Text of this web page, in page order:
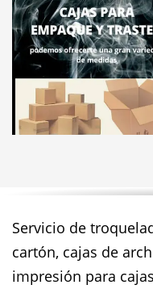
Servicio de
cartón, cajas de
impresión para